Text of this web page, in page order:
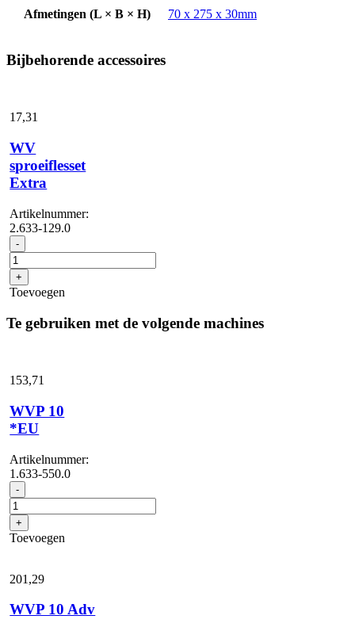
Afmetingen (L × B × H) 70 x 275 x 30mm
Bijbehorende accessoires
17,31
WV
sproeiflesset
Extra
Artikelnummer:
2.633-129.0
- WV
sproeiflesset
Extra
aantal
+
Toevoegen
Te gebruiken met de volgende machines
153,71
WVP 10
*EU
Artikelnummer:
1.633-550.0
- WVP
10
*EU
aantal
+
Toevoegen
201,29
WVP 10 Adv